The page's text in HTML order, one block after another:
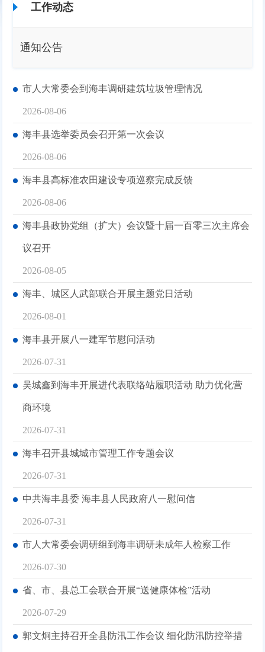
工作动态
通知公告
市人大常委会到海丰调研建筑垃圾管理情况
2026-08-06
海丰县选举委员会召开第一次会议
2026-08-06
海丰县高标准农田建设专项巡察完成反馈
2026-08-06
海丰县政协党组（扩大）会议暨十届一百零三次主席会
议召开
2026-08-05
海丰、城区人武部联合开展主题党日活动
2026-08-01
海丰县开展八一建军节慰问活动
2026-07-31
吴城鑫到海丰开展进代表联络站履职活动 助力优化营
商环境
2026-07-31
海丰召开县城城市管理工作专题会议
2026-07-31
中共海丰县委 海丰县人民政府八一慰问信
2026-07-31
市人大常委会调研组到海丰调研未成年人检察工作
2026-07-30
省、市、县总工会联合开展“送健康体检”活动
2026-07-29
郭文炯主持召开全县防汛工作会议 细化防汛防控举措